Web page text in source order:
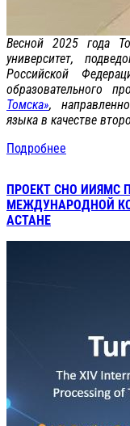
Весной 2025 года
университет,
Российской
образовательного
Томска»,
языка в качестве
Подробнее
ПРОЕКТ СНО ИИЯМС
МЕЖДУНАРОДНОЙ
АСТАНЕ